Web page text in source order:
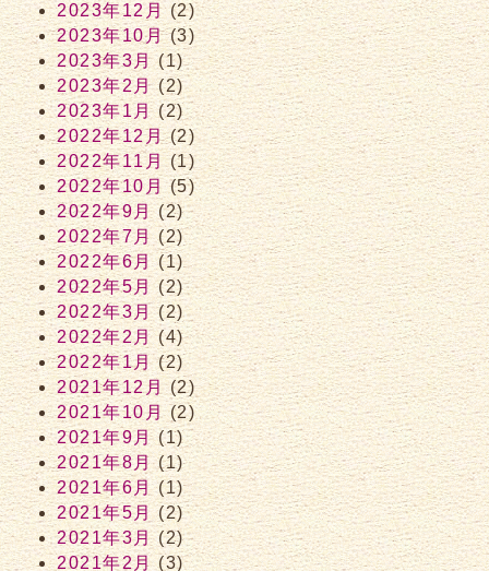
2023年12月(2)
2023年10月(3)
2023年3月(1)
2023年2月(2)
2023年1月(2)
2022年12月(2)
2022年11月(1)
2022年10月(5)
2022年9月(2)
2022年7月(2)
2022年6月(1)
2022年5月(2)
2022年3月(2)
2022年2月(4)
2022年1月(2)
2021年12月 (2)
2021年10月(2)
2021年9月(1)
2021年8月(1)
2021年6月(1)
2021年5月(2)
2021年3月(2)
2021年2月(3)